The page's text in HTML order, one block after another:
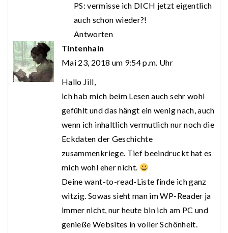
PS: vermisse ich DICH jetzt eigentlich
auch schon wieder?!
Antworten
Tintenhain
Mai 23, 2018 um 9:54 p.m. Uhr
Hallo Jill,
ich hab mich beim Lesen auch sehr wohl
gefühlt und das hängt ein wenig nach, auch
wenn ich inhaltlich vermutlich nur noch die
Eckdaten der Geschichte
zusammenkriege. Tief beeindruckt hat es
mich wohl eher nicht.
Deine want-to-read-Liste finde ich ganz
witzig. Sowas sieht man im WP-Reader ja
immer nicht, nur heute bin ich am PC und
genieße Websites in voller Schönheit.